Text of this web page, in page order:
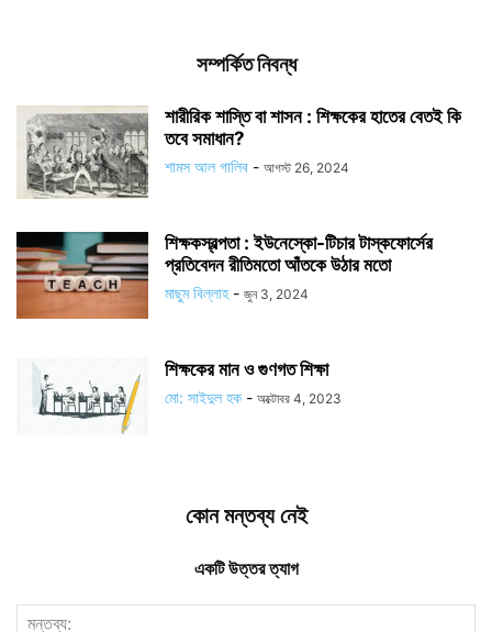
সম্পর্কিত নিবন্ধ
শারীরিক শাস্তি বা শাসন : শিক্ষকের হাতের বেতই কি
তবে সমাধান?
শামস আল গালিব - আগস্ট 26, 2024
শিক্ষকস্বল্পতা : ইউনেস্কো-টিচার টাস্কফোর্সের
প্রতিবেদন রীতিমতো আঁতকে উঠার মতো
মাছুম বিল্লাহ - জুন 3, 2024
শিক্ষকের মান ও গুণগত শিক্ষা
মো: সাইদুল হক - অক্টোবর 4, 2023
কোন মন্তব্য নেই
একটি উত্তর ত্যাগ